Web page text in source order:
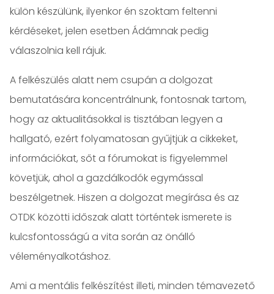
külön készülünk, ilyenkor én szoktam feltenni
kérdéseket, jelen esetben Ádámnak pedig
válaszolnia kell rájuk.
A felkészülés alatt nem csupán a dolgozat
bemutatására koncentrálnunk, fontosnak tartom,
hogy az aktualitásokkal is tisztában legyen a
hallgató, ezért folyamatosan gyűjtjük a cikkeket,
információkat, sőt a fórumokat is figyelemmel
követjük, ahol a gazdálkodók egymással
beszélgetnek. Hiszen a dolgozat megírása és az
OTDK közötti időszak alatt történtek ismerete is
kulcsfontosságú a vita során az önálló
véleményalkotáshoz.
Ami a mentális felkészítést illeti, minden témavezető